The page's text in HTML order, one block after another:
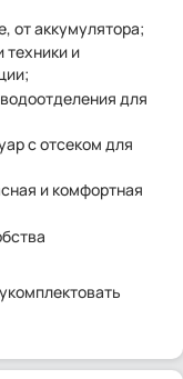
от аккумулятора;
техники и
для
с отсеком для
и комфортная